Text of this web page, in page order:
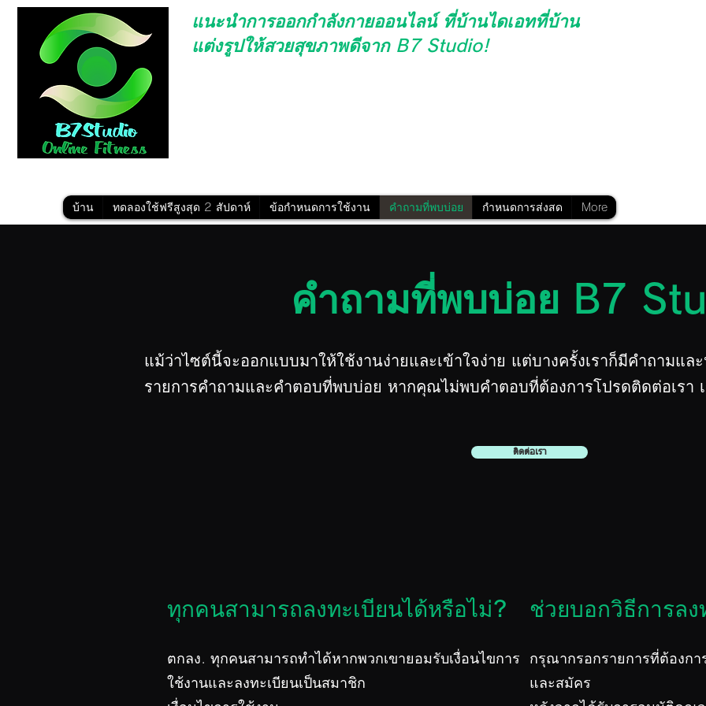
แนะนำการออกกำลังกายออนไลน์ ที่บ้านไดเอทที่บ้าน
แต่งรูปให้สวยสุขภาพดีจาก B7 Studio!
บ้าน ทดลองใช้ฟรีสูงสุด 2 สัปดาห์ ข้อกำหนดการใช้งาน คำถามที่พบบ่อย กำหนดการส่งสด More
คำถามที่พบบ่อย B7
แม้ว่าไซต์นี้จะออกแบบมาให้ใช้งานง่ายและเข้าใจง่าย แต่บางครั้งเราก็มีคำถามแล
รายการคำถามและคำตอบที่พบบ่อย หากคุณไม่พบคำตอบที่ต้องการโปรดติดต่อเรา
ติดต่อเรา
ทุกคนสามารถลงทะเบียนได้หรือไม่?
ตกลง. ทุกคนสามารถทำได้หากพวกเขายอมรับเงื่อนไขการ
ใช้งานและลงทะเบียนเป็นสมาชิก
ช่วยบอกวิธีการลง
กรุณากรอกรายการที่ต้องก
และสมัคร